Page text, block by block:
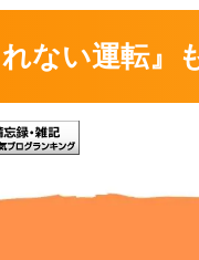
れない運転』